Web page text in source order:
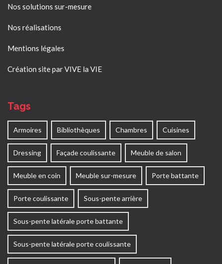
Nos solutions sur-mesure
Nos réalisations
Mentions légales
Création site par VIVE la VIE
Tags
Armoires Bibliothèques Chambres Cuisines
Dressing Façade coulissante Meuble de salon
Meuble en coin Meuble sur-mesure Porte battante
Porte coulissante Sous-pente arrière
Sous-pente latérale porte battante
Sous-pente latérale porte coulissante